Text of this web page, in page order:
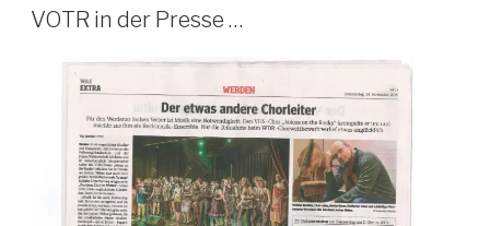
AM
VOTR in der Presse …